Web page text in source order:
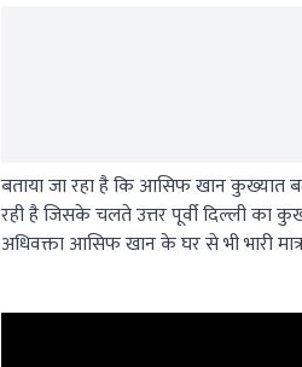
बताया जा रहा है कि आसिफ खान कुख्यात
रही है जिसके चलते उत्तर पूर्वी दिल्ली का
अधिवक्ता आसिफ खान के घर से भी भारी